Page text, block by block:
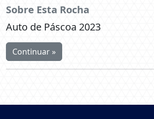
Sobre Esta Rocha​
Auto de Páscoa 2023
Continuar »